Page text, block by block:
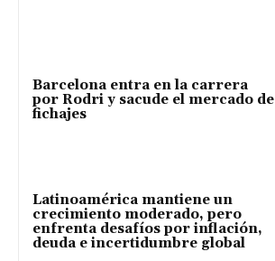
Barcelona entra en la carrera
por Rodri y sacude el mercado de
fichajes
Latinoamérica mantiene un
crecimiento moderado, pero
enfrenta desafíos por inflación,
deuda e incertidumbre global